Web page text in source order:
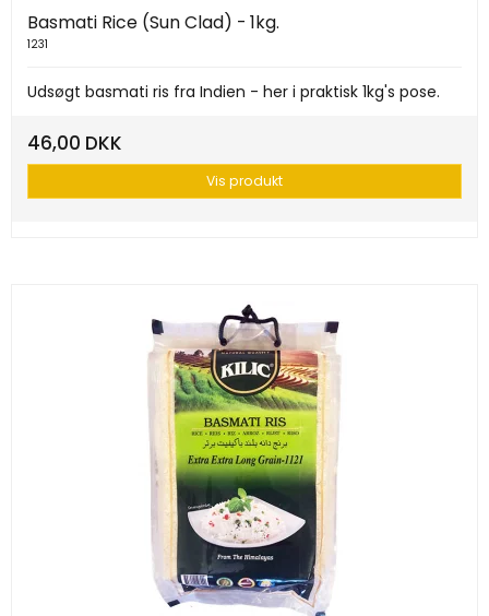
Basmati Rice (Sun Clad) - 1kg.
1231
Udsøgt basmati ris fra Indien - her i praktisk 1kg's pose.
46,00 DKK
Vis produkt